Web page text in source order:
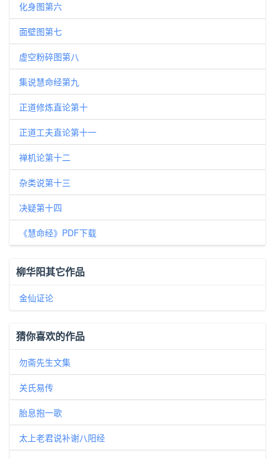
化身图第六
面壁图第七
虚空粉碎图第八
集说慧命经第九
正道修炼直论第十
正道工夫直论第十一
禅机论第十二
杂类说第十三
决疑第十四
《慧命经》PDF下载
柳华阳其它作品
金仙证论
猜你喜欢的作品
勿斋先生文集
关氏易传
胎息抱一歌
太上老君说补谢八阳经